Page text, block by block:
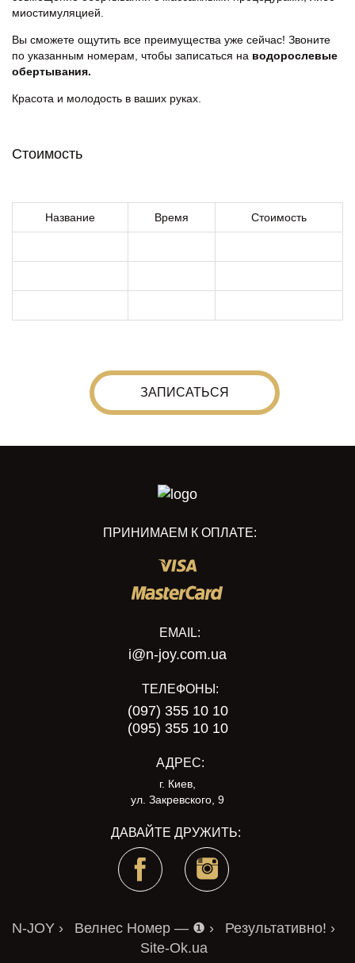
миостимуляцией.
Вы сможете ощутить все преимущества уже сейчас! Звоните
по указанным номерам, чтобы записаться на водорослевые
обертывания.
Красота и молодость в ваших руках.
Стоимость
Название Время Стоимость
ЗАПИСАТЬСЯ
ПРИНИМАЕМ К ОПЛАТЕ:
EMAIL:
i@n-joy.com.ua
ТЕЛЕФОНЫ:
(097) 355 10 10
(095) 355 10 10
АДРЕС:
г. Киев,
ул. Закревского, 9
ДАВАЙТЕ ДРУЖИТЬ:
N-JOY › Велнес Номер — ❶ ›
Результативно! ›
Site-Ok.ua